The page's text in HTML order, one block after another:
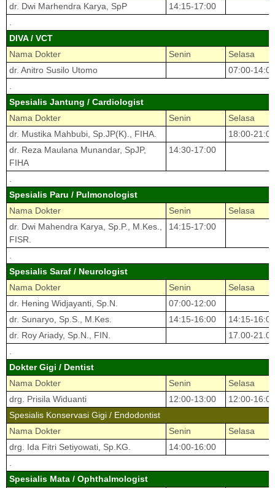
dr. Dwi Marhendra Karya, SpP
14:15-17:00
DIVA / VCT
Nama Dokter
Senin
Selasa
dr. Anitro Susilo Utomo
07:00-14:00
Spesialis Jantung / Cardiologist
Nama Dokter
Senin
Selasa
dr. Mustika Mahbubi, Sp.JP(K)., FIHA.
18:00-21:00
dr. Reza Maulana Munandar, SpJP,
FIHA
14:30-17:00
Spesialis Paru / Pulmonologist
Nama Dokter
Senin
Selasa
dr. Dwi Mahendra Karya, Sp.P., M.Kes.,
FISR.
14:15-17:00
Spesialis Saraf / Neurologist
Nama Dokter
Senin
Selasa
dr. Hening Widjayanti, Sp.N.
07:00-12:00
dr. Sunaryo, Sp.S., M.Kes.
14:15-16:00
14:15-16:00
dr. Roy Ariady, Sp.N., FIN.
17.00-21.00
Dokter Gigi / Dentist
Nama Dokter
Senin
Selasa
drg. Prisila Widuanti
12:00-13:00
12:00-16:00
Spesialis Konservasi Gigi / Endodontist
Nama Dokter
Senin
Selasa
drg. Ida Fitri Setiyowati, Sp.KG.
14:00-16:00
Spesialis Mata / Ophthalmologist